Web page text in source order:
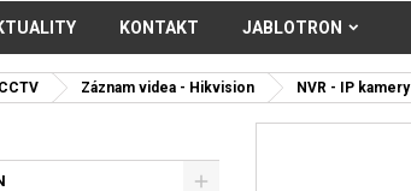
KONTAKT JABLOTRON
CCTV Záznam videa - Hikvision NVR - IP kamery